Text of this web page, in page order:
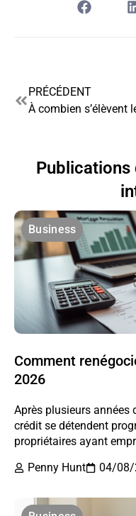
PRÉCÉDENT
Publications
Business
Comment
2026
Après plusieurs années
crédit se détendent
propriétaires ayant
Penny Hunt
04/08/